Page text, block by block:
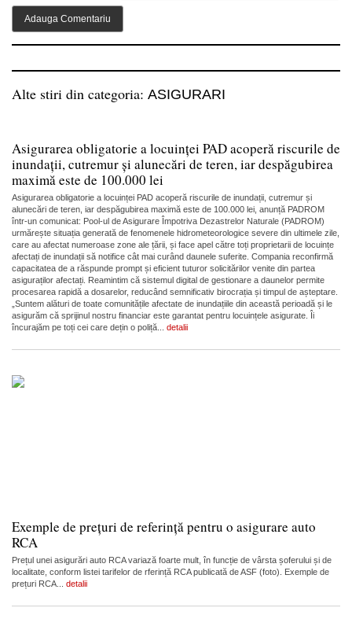
Alte stiri din categoria: ASIGURARI
Asigurarea obligatorie a locuinței PAD acoperă riscurile de
inundații, cutremur și alunecări de teren, iar despăgubirea
maximă este de 100.000 lei
Asigurarea obligatorie a locuinței PAD acoperă riscurile de inundații, cutremur și
alunecări de teren, iar despăgubirea maximă este de 100.000 lei, anunță PADROM
într-un comunicat: Pool-ul de Asigurare Împotriva Dezastrelor Naturale (PADROM)
urmărește situația generată de fenomenele hidrometeorologice severe din ultimele zile,
care au afectat numeroase zone ale țării, și face apel către toți proprietarii de locuințe
afectați de inundații să notifice cât mai curând daunele suferite. Compania reconfirmă
capacitatea de a răspunde prompt și eficient tuturor solicitărilor venite din partea
asiguraților afectați. Reamintim că sistemul digital de gestionare a daunelor permite
procesarea rapidă a dosarelor, reducând semnificativ birocrația și timpul de așteptare.
„Suntem alături de toate comunitățile afectate de inundațiile din această perioadă și le
asigurăm că sprijinul nostru financiar este garantat pentru locuințele asigurate. Îi
încurajăm pe toți cei care dețin o poliță... detalii
Exemple de prețuri de referință pentru o asigurare auto
RCA
Prețul unei asigurări auto RCA variază foarte mult, în funcție de vârsta șoferului și de
localitate, conform listei tarifelor de rferință RCA publicată de ASF (foto). Exemple de
prețuri RCA... detalii